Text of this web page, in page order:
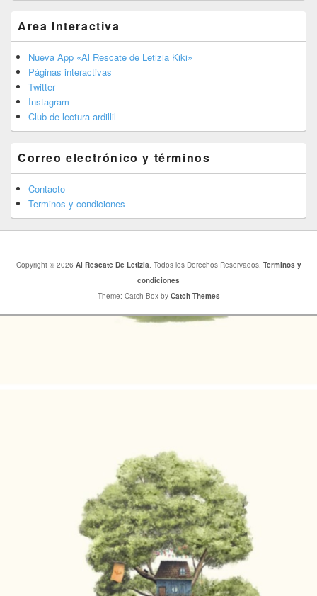
Area Interactiva
Nueva App «Al Rescate de Letizia Kiki»
Páginas interactivas
Twitter
Instagram
Club de lectura ardillil
Correo electrónico y términos
Contacto
Terminos y condiciones
Copyright © 2026 Al Rescate De Letizia. Todos los Derechos Reservados. Terminos y
condiciones
Theme: Catch Box by Catch Themes